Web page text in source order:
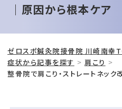
｜原因から根本ケア
ゼロスポ鍼灸院接骨院 川崎南幸
症状から記事を探す
肩こり
整骨院で肩こり・ストレートネッ